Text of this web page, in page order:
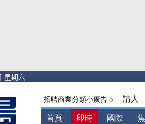
招聘商業分類小廣告 > 請人
首頁 即時 國際